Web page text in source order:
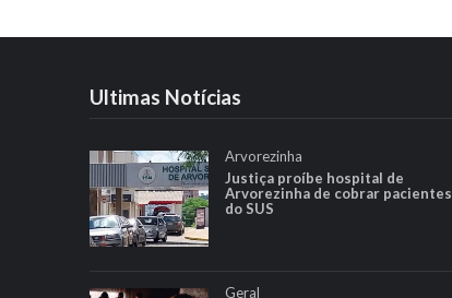
Ultimas Notícias
Arvorezinha
Justiça proíbe hospital de
Arvorezinha de cobrar pacientes
do SUS
Geral